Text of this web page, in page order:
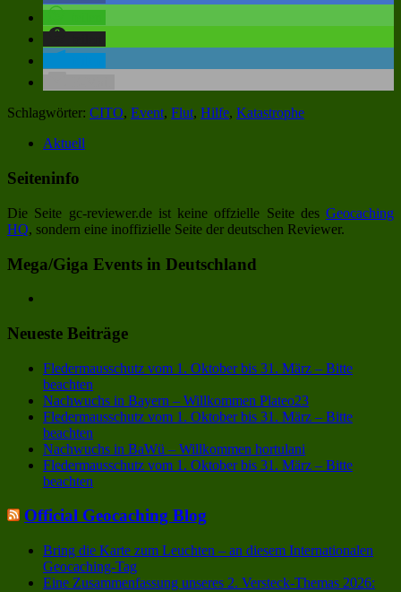
Schlagwörter: CITO, Event, Flut, Hilfe, Katastrophe
Aktuell
Seiteninfo
Die Seite gc-reviewer.de ist keine offzielle Seite des Geocaching
HQ, sondern eine inoffizielle Seite der deutschen Reviewer.
Mega/Giga Events in Deutschland
Neueste Beiträge
Fledermausschutz vom 1. Oktober bis 31. März – Bitte
beachten
Nachwuchs in Bayern – Willkommen Plateo23
Fledermausschutz vom 1. Oktober bis 31. März – Bitte
beachten
Nachwuchs in BaWü – Willkommen hortulani
Fledermausschutz vom 1. Oktober bis 31. März – Bitte
beachten
Official Geocaching Blog
Bring die Karte zum Leuchten – an diesem Internationalen
Geocaching-Tag
Eine Zusammenfassung unseres 2. Versteck-Themas 2026: